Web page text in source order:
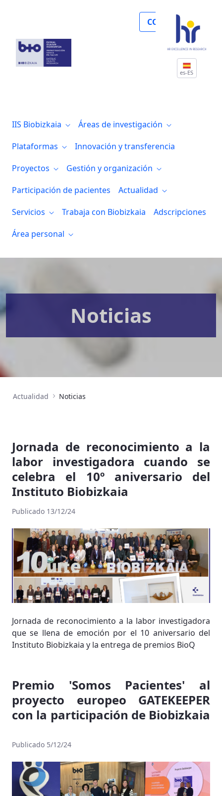
COLABORA
es-ES
IIS Biobizkaia
Áreas de investigación
Plataformas
Innovación y transferencia
Proyectos
Gestión y organización
Participación de pacientes
Actualidad
Servicios
Trabaja con Biobizkaia
Adscripciones
Área personal
Noticias
Actualidad Noticias
Jornada de reconocimiento a la
labor investigadora cuando se
celebra el 10º aniversario del
Instituto Biobizkaia
Publicado 13/12/24
Jornada de reconocimiento a la labor investigadora
que se llena de emoción por el 10 aniversario del
Instituto Biobizkaia y la entrega de premios BioQ
Premio 'Somos Pacientes' al
proyecto europeo GATEKEEPER
con la participación de Biobizkaia
Publicado 5/12/24